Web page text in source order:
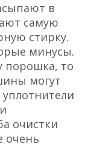
в
самую
стирку.
минусы.
порошка, то
могут
очистки
очень